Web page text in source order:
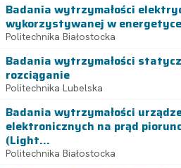
Badania wytrzymałości
wykorzystywanej w
Politechnika Białostocka
Badania wytrzymałości
rozciąganie
Politechnika Lubelska
Badania wytrzymałości
elektronicznych na prąd
(Light...
Politechnika Białostocka